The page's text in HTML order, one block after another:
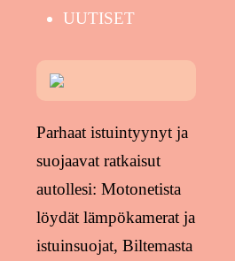
UUTISET
Parhaat istuintyynyt ja
suojaavat ratkaisut
autollesi: Motonetista
löydät lämpökamerat ja
istuinsuojat, Biltemasta